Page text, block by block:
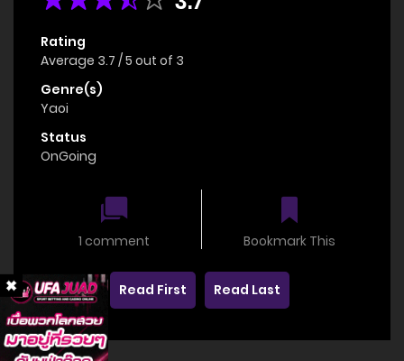
Rating
Average 3.7 /5 out of 3
Genre(s)
Yaoi
Status
OnGoing
1 comment Bookmark This
Read First Read Last